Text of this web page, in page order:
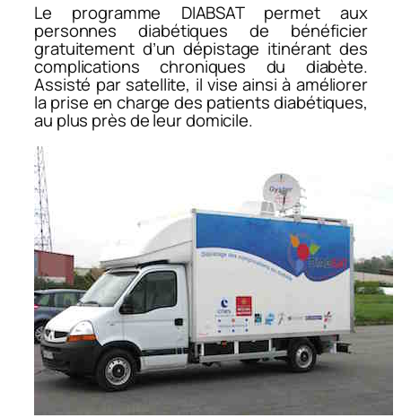
Le programme DIABSAT permet aux
personnes diabétiques de bénéficier
gratuitement d’un dépistage itinérant des
complications chroniques du diabète.
Assisté par satellite, il vise ainsi à améliorer
la prise en charge des patients diabétiques,
au plus près de leur domicile.